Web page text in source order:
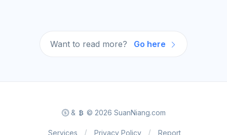
Want to read more? Go here
& © 2026 SuanNiang.com
Services Privacy Policy Report